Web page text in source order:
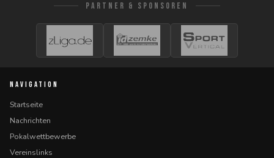
PARTNER & SPONSOREN
NAVIGATION
Startseite
Nachrichten
Pokalwettbewerbe
Vereinslinks